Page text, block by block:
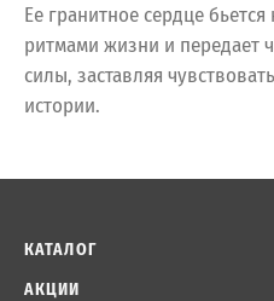
Ее гранитное сердце
ритмами жизни и передает
силы, заставляя
истории.
КАТАЛОГ
АКЦИИ